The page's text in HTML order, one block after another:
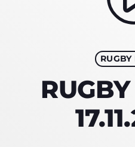
TITRES DIFFUSÉS